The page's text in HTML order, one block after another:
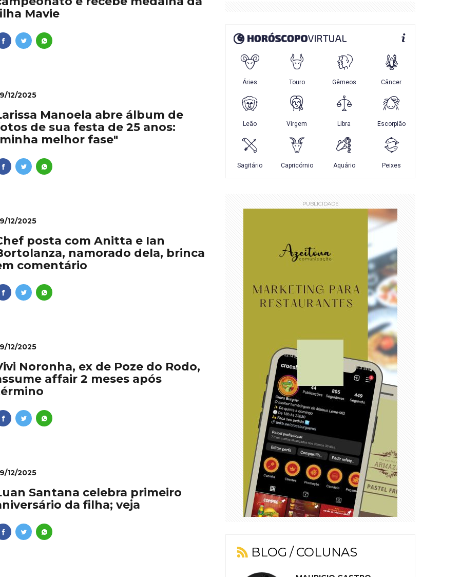
Mavie
12/2025
Manoela abre álbum de
de sua festa de 25 anos:
melhor fase"
12/2025
posta com Anitta e Ian
namorado dela, brinca
comentário
12/2025
Noronha, ex de Poze do Rodo,
affair 2 meses após
12/2025
Santana celebra primeiro
da filha; veja
PUBLICIDADE
BLOG / COLUNAS